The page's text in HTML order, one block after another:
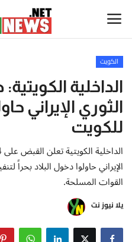
أخبار العالم
أخبار الوطن العربي
سياسة واقتصاد
رياضة
ثقافة وفن
تكنولوجيا وعلوم
الكويت
الثوري الإيراني
للكويت
الإيراني حاولوا دخول البلاد بحراً
القوات المسلحة.
يلا نيوز نت